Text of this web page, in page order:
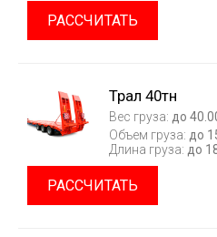
РАССЧИТАТЬ
Трал 40тн
Вес груза: до
Объем груза: до
Длина груза: до
РАССЧИТАТЬ